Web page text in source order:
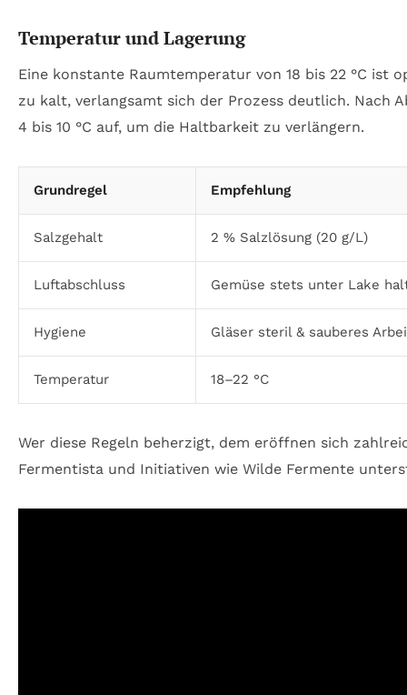
Temperatur und Lagerung
Eine konstante Raumtemperatur von 18 bis 22 °C ist
zu kalt, verlangsamt sich der Prozess deutlich. Nach
4 bis 10 °C auf, um die Haltbarkeit zu verlängern.
Grundregel Empfehlung
Salzgehalt 2 % Salzlösung (20 g/L)
Luftabschluss Gemüse stets unter Lake
Hygiene Gläser steril & sauberes
Temperatur 18–22 °C
Wer diese Regeln beherzigt, dem eröffnen sich
Fermentista und Initiativen wie Wilde Fermente